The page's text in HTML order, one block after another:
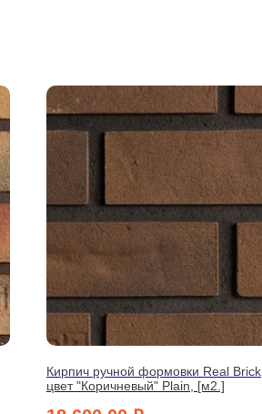
Кирпич ручной формовки Real Brick
цвет "Коричневый" Plain, [м2.]